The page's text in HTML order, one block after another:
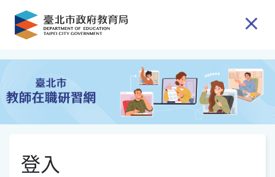
跳到主要內容
登入